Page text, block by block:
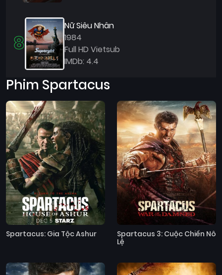
8
Nữ Siêu Nhân
1984
Full HD Vietsub
IMDb: 4.4
Phim Spartacus
Spartacus: Gia Tộc Ashur
Spartacus 3: Cuộc Chiến Nô
Lệ